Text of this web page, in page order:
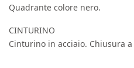
Quadrante colore nero.
CINTURINO
Cinturino in acciaio. Chiusura